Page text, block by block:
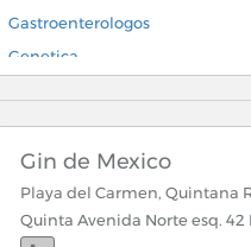
Gastroenterologos
Genetica
Gin de Mexico
Playa del Carmen, Quintana
Quinta Avenida Norte esq. 42